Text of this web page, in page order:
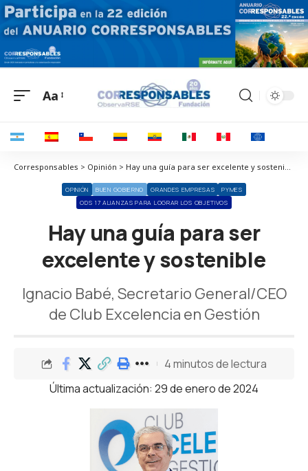
Aa
Corresponsables > Opinión > Hay una guía para ser excelente y sostenible
OPINIÓN BUEN GOBIERNO GRANDES EMPRESAS
PYMES
ODS 17 ALIANZAS PARA LOGRAR LOS OBJETIVOS
Hay una guía para ser
excelente y sostenible
Ignacio Babé, Secretario General/CEO
de Club Excelencia en Gestión
Última actualización: 29 de enero de 2024
4 minutos de lectura